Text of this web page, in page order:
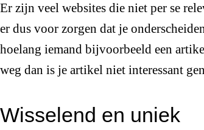
Er zijn veel websites die niet per se
er dus voor zorgen dat je
hoelang iemand bijvoorbeeld een
weg dan is je artikel niet interessant
Wisselend en uniek